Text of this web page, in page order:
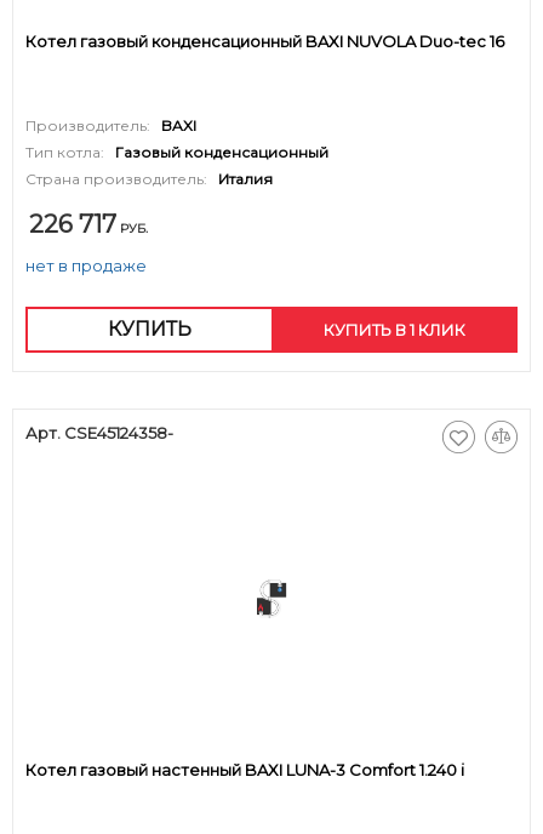
Котел газовый конденсационный BAXI NUVOLA Duo-tec 16
Производитель:
BAXI
Тип котла:
Газовый конденсационный
Страна производитель:
Италия
226 717 РУБ.
нет в продаже
КУПИТЬ КУПИТЬ В 1 КЛИК
Арт. CSE45124358-
Котел газовый настенный BAXI LUNA-3 Comfort 1.240 i